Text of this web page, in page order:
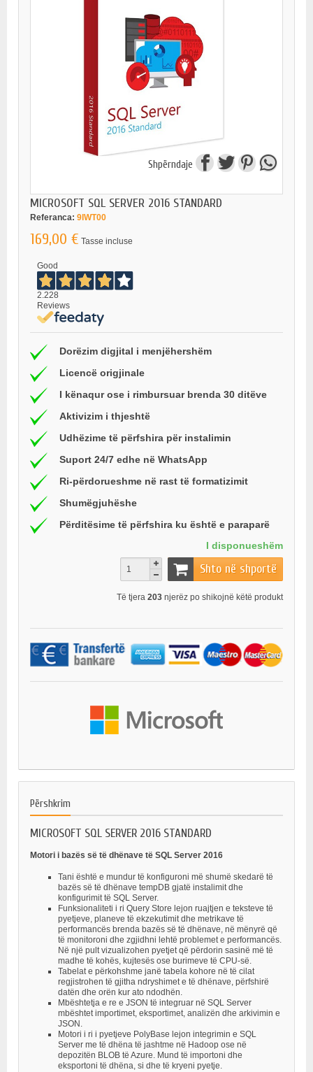
Shpërndaje
MICROSOFT SQL SERVER 2016 STANDARD
Referanca: 9IWT00
169,00 € Tasse incluse
Good
2.228
Reviews
Dorëzim digjital i menjëhershëm
Licencë origjinale
I kënaqur ose i rimbursuar brenda 30 ditëve
Aktivizim i thjeshtë
Udhëzime të përfshira për instalimin
Suport 24/7 edhe në WhatsApp
Ri-përdorueshme në rast të formatizimit
Shumëgjuhëshe
Përditësime të përfshira ku është e paraparë
I disponueshëm
Shto në shportë
Të tjera 203 njerëz po shikojnë këtë produkt
Përshkrim
MICROSOFT SQL SERVER 2016 STANDARD
Motori i bazës së të dhënave të SQL Server 2016
Tani është e mundur të konfiguroni më shumë skedarë të
bazës së të dhënave tempDB gjatë instalimit dhe
konfigurimit të SQL Server.
Funksionaliteti i ri Query Store lejon ruajtjen e teksteve të
pyetjeve, planeve të ekzekutimit dhe metrikave të
performancës brenda bazës së të dhënave, në mënyrë që
të monitoroni dhe zgjidhni lehtë problemet e performancës.
Në një pult vizualizohen pyetjet që përdorin sasinë më të
madhe të kohës, kujtesës ose burimeve të CPU-së.
Tabelat e përkohshme janë tabela kohore në të cilat
regjistrohen të gjitha ndryshimet e të dhënave, përfshirë
datën dhe orën kur ato ndodhën.
Mbështetja e re e JSON të integruar në SQL Server
mbështet importimet, eksportimet, analizën dhe arkivimin e
JSON.
Motori i ri i pyetjeve PolyBase lejon integrimin e SQL
Server me të dhëna të jashtme në Hadoop ose në
depozitën BLOB të Azure. Mund të importoni dhe
eksportoni të dhëna, si dhe të kryeni pyetje.